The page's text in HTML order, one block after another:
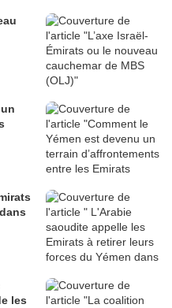
les